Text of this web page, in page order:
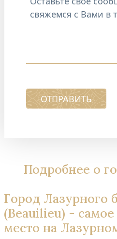
ОТПРАВИТЬ
Подробнее о
Город Лазурного
(Beauilieu) - самое
место на